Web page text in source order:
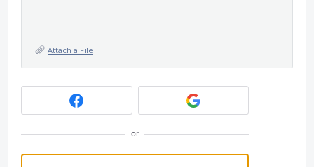
Attach a File
or